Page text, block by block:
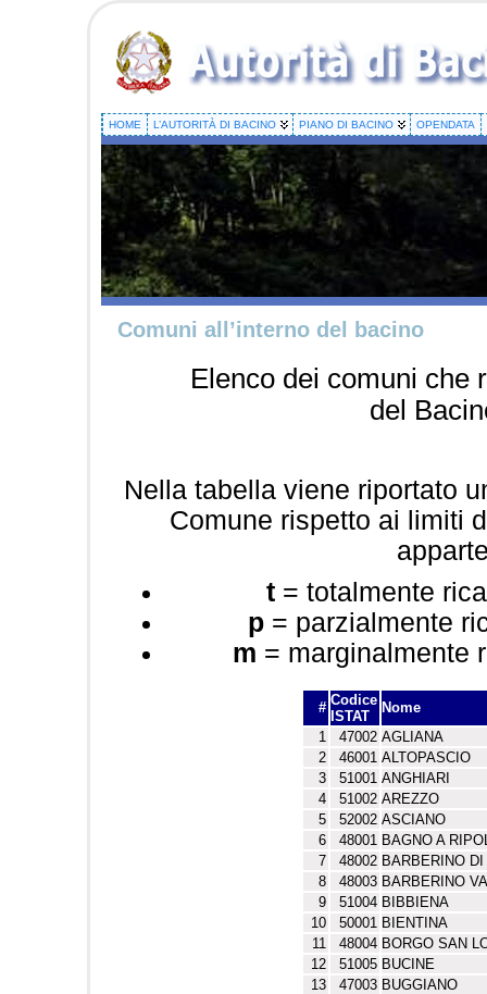
HOME L’AUTORITÀ DI BACINO PIANO DI BACINO OPENDATA
Comuni all’interno del bacino
Elenco dei comuni che
del
Nella tabella viene riportato
Comune rispetto ai limiti
t = totalmente
p = parzialmente
m = marginalmente
# Codice
ISTAT
Nome
1
47002 AGLIANA
2
46001 ALTOPASCIO
3
51001 ANGHIARI
4
51002 AREZZO
5
52002 ASCIANO
6
48001 BAGNO A
7
48002 BARBERINO
8
48003 BARBERINO
9
51004 BIBBIENA
10
50001 BIENTINA
11
48004 BORGO SAN
12
51005 BUCINE
13
47003 BUGGIANO